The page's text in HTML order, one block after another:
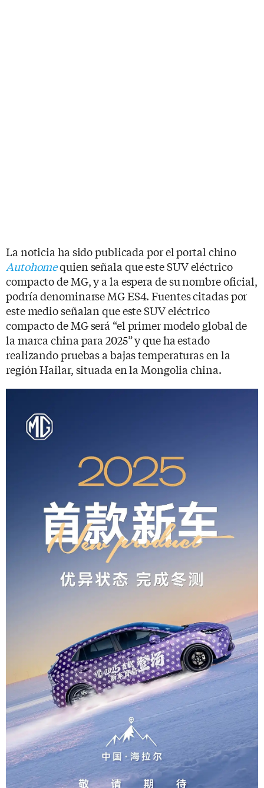
La noticia ha sido publicada por el portal chino
Autohomequien señala que este SUV eléctrico
compacto de MG, y a la espera de su nombre oficial,
podría denominarse MG ES4. Fuentes citadas por
este medio señalan que este SUV eléctrico
compacto de MG será “el primer modelo global de
la marca china para 2025” y que ha estado
realizando pruebas a bajas temperaturas en la
región Hailar, situada en la Mongolia china.